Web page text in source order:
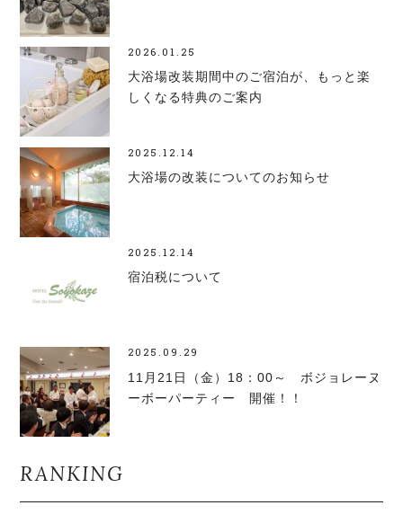
2026.01.25
大浴場改装期間中のご宿泊が、もっと楽
しくなる特典のご案内
2025.12.14
大浴場の改装についてのお知らせ
2025.12.14
宿泊税について
2025.09.29
11月21日（金）18：00～ ボジョレーヌ
ーボーパーティー 開催！！
RANKING